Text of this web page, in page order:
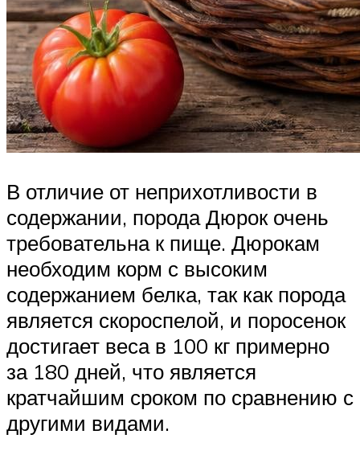
В отличие от неприхотливости в
содержании, порода Дюрок очень
требовательна к пище. Дюрокам
необходим корм с высоким
содержанием белка, так как порода
является скороспелой, и поросенок
достигает веса в 100 кг примерно
за 180 дней, что является
кратчайшим сроком по сравнению с
другими видами.